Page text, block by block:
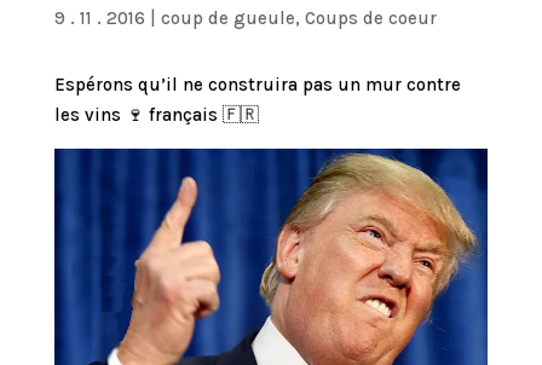
9 . 11 . 2016 coup de gueule, Coups de coeur
Espérons qu’il ne construira pas un mur contre
les vins 🍷 français 🇫🇷